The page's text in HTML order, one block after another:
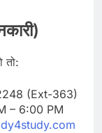
तो:
(Ext-363)
– 6:00 PM